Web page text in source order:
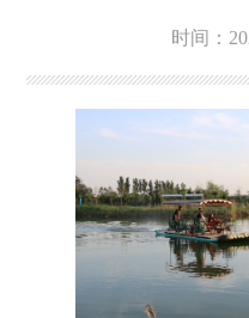
时间：